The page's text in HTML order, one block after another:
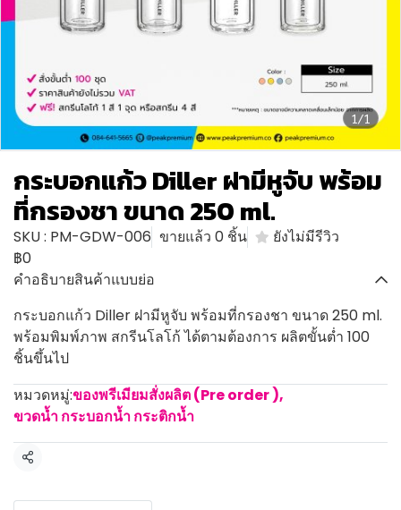
1/1
กระบอกแก้ว Diller ฝามีหูจับ พร้อม
ที่กรองชา ขนาด 250 ml.
SKU : PM-GDW-006 ขายแล้ว 0 ชิ้น
ยังไม่มีรีวิว
฿0
คำอธิบายสินค้าแบบย่อ
กระบอกแก้ว Diller ฝามีหูจับ พร้อมที่กรองชา ขนาด 250 ml.
พร้อมพิมพ์ภาพ สกรีนโลโก้ ได้ตามต้องการ ผลิตขั้นต่ำ 100
ชิ้นขึ้นไป
หมวดหมู่:ของพรีเมียมสั่งผลิต (Pre order ),
ขวดน้ำ กระบอกน้ำ กระติกน้ำ
แชร์